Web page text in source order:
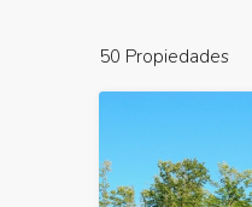
50 Propiedades